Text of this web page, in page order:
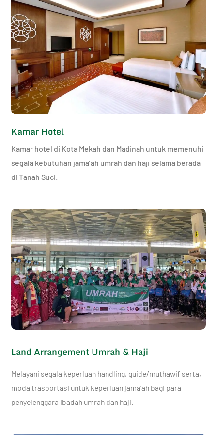
Kamar Hotel
Kamar hotel di Kota Mekah dan Madinah untuk memenuhi
segala kebutuhan jama’ah umrah dan haji selama berada
di Tanah Suci.
Land Arrangement Umrah & Haji
Melayani segala keperluan handling, guide/muthawif serta,
moda trasportasi untuk keperluan jama’ah bagi para
penyelenggara ibadah umrah dan haji.